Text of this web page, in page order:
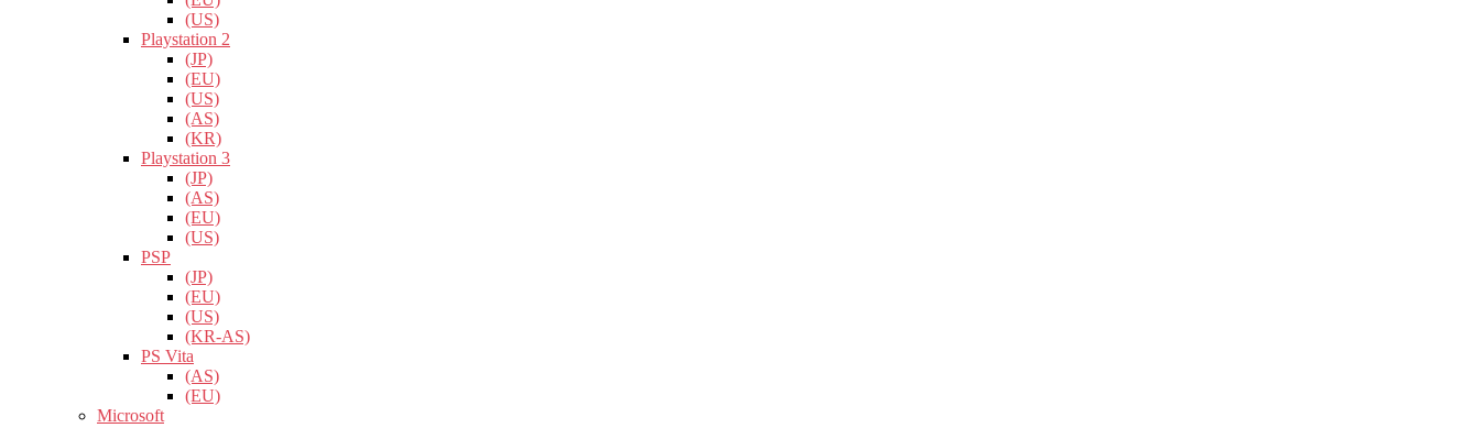
(US)
Playstation 2
(JP)
(EU)
(US)
(AS)
(KR)
Playstation 3
(JP)
(AS)
(EU)
(US)
PSP
(JP)
(EU)
(US)
(KR-AS)
PS Vita
(AS)
(EU)
Microsoft